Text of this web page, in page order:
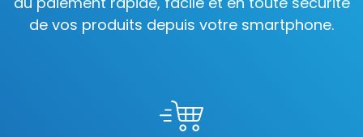
de vos produits depuis votre smartphone.